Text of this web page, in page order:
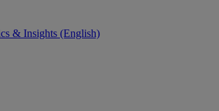
& Insights (English)